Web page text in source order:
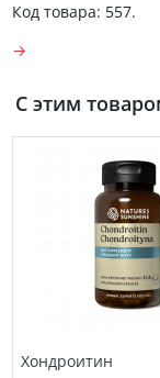
Код товара: 557.
→
С этим
Хондроитин